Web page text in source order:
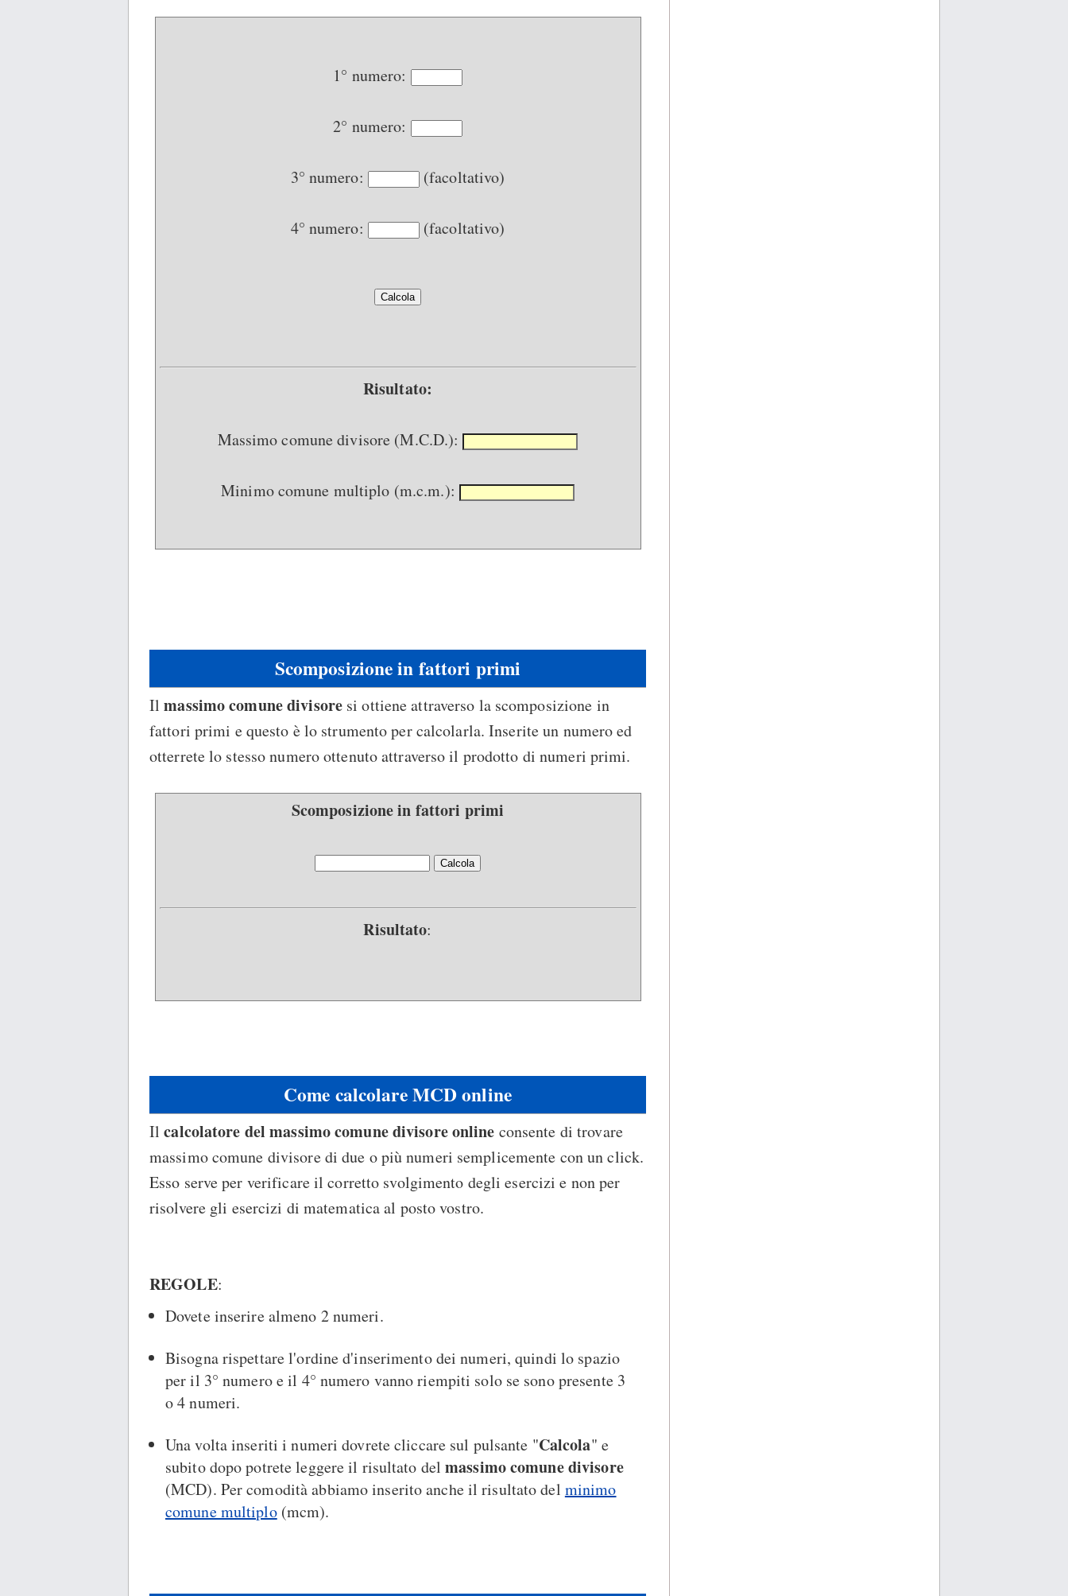
1° numero:
2° numero:
3° numero: (facoltativo)
4° numero: (facoltativo)
Risultato:
Massimo comune divisore (M.C.D.):
Minimo comune multiplo (m.c.m.):
Scomposizione in fattori primi
Ilmassimo comune divisoresi ottiene attraverso la scomposizione in
fattori primi e questo è lo strumento per calcolarla. Inserite un numero ed
otterrete lo stesso numero ottenuto attraverso il prodotto di numeri primi.
Scomposizione in fattori primi
Risultato:
Come calcolare MCD online
Ilcalcolatore del massimo comune divisore online consente di trovare
massimo comune divisore di due o più numeri semplicemente con un click.
Esso serve per verificare il corretto svolgimento degli esercizi e non per
risolvere gli esercizi di matematica al posto vostro.
REGOLE:
Dovete inserire almeno 2 numeri.
Bisogna rispettare l'ordine d'inserimento dei numeri, quindi lo spazio
per il 3° numero e il 4° numero vanno riempiti solo se sono presente 3
o 4 numeri.
Una volta inseriti i numeri dovrete cliccare sul pulsante "Calcola" e
subito dopo potrete leggere il risultato delmassimo comune divisore
(MCD). Per comodità abbiamo inserito anche il risultato del minimo
comune multiplo(mcm).